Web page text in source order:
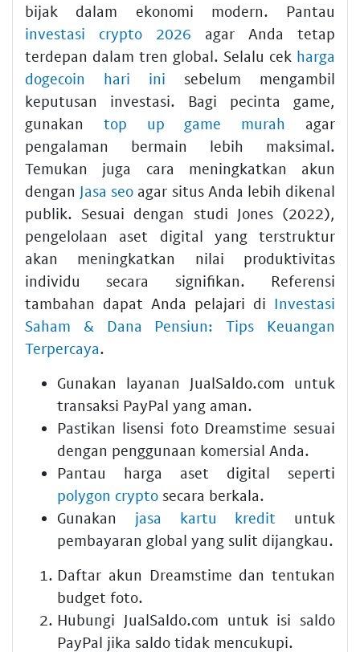
bijak dalam ekonomi modern. Pantau
investasi crypto 2026 agar Anda tetap
terdepan dalam tren global. Selalu cek harga
dogecoin hari ini sebelum mengambil
keputusan investasi. Bagi pecinta game,
gunakan top up game murah agar
pengalaman bermain lebih maksimal.
Temukan juga cara meningkatkan akun
dengan Jasa seo agar situs Anda lebih dikenal
publik. Sesuai dengan studi Jones (2022),
pengelolaan aset digital yang terstruktur
akan meningkatkan nilai produktivitas
individu secara signifikan. Referensi
tambahan dapat Anda pelajari di Investasi
Saham & Dana Pensiun: Tips Keuangan
Terpercaya.
Gunakan layanan JualSaldo.com untuk
transaksi PayPal yang aman.
Pastikan lisensi foto Dreamstime sesuai
dengan penggunaan komersial Anda.
Pantau harga aset digital seperti
polygon crypto secara berkala.
Gunakan jasa kartu kredit untuk
pembayaran global yang sulit dijangkau.
Daftar akun Dreamstime dan tentukan
budget foto.
Hubungi JualSaldo.com untuk isi saldo
PayPal jika saldo tidak mencukupi.